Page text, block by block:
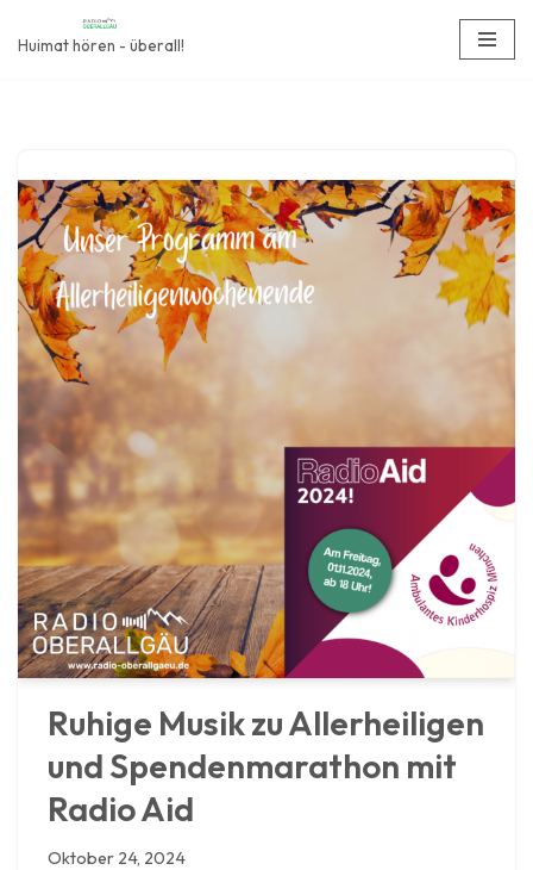
Huimat hören - überall!
Ruhige Musik zu Allerheiligen
und Spendenmarathon mit
Radio Aid
Oktober 24, 2024